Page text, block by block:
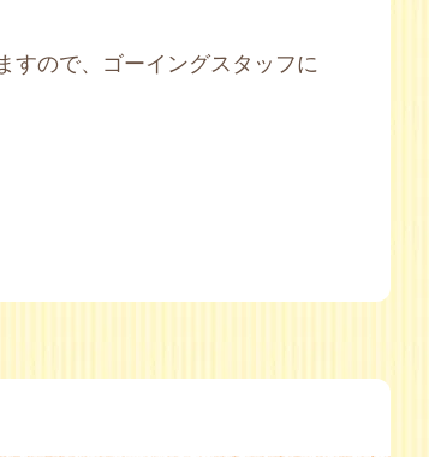
すので、ゴーイングスタッフに